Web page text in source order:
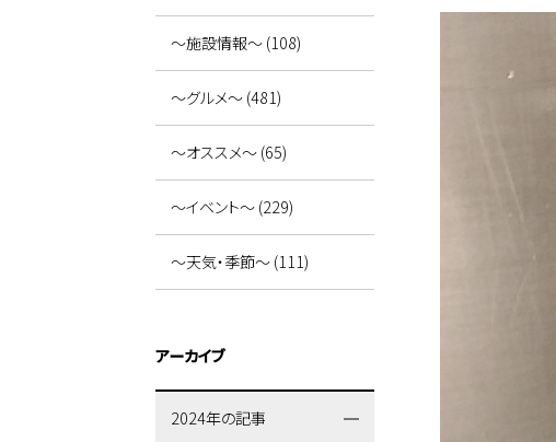
～施設情報～ (108)
～グルメ～ (481)
～オススメ～ (65)
～イベント～ (229)
～天気・季節～ (111)
アーカイブ
2024年の記事